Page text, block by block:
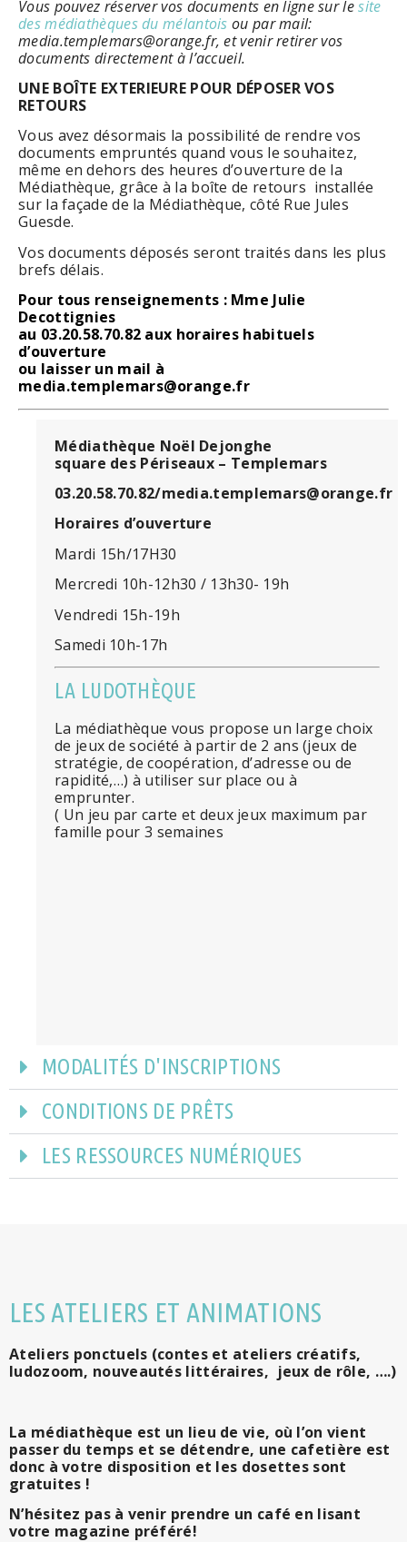
Vous pouvez réserver vos documents en ligne sur lesite
des médiathèques du mélantois ou par mail:
media.templemars@orange.fr, et venir retirer vos
documents directement à l’accueil.
UNE BOÎTE EXTERIEURE POUR DÉPOSER VOS
RETOURS
Vous avez désormais la possibilité de rendre vos
documents empruntés quand vous le souhaitez,
même en dehors des heures d’ouverture de la
Médiathèque, grâce à la boîte de retours installée
sur la façade de la Médiathèque, côté Rue Jules
Guesde.
Vos documents déposés seront traités dans les plus
brefs délais.
Pour tous renseignements : Mme Julie
Decottignies
au 03.20.58.70.82 aux horaires habituels
d’ouverture
ou laisser un mail à
media.templemars@orange.fr
Médiathèque Noël Dejonghe
square des Périseaux – Templemars
03.20.58.70.82/media.templemars@orange.fr
Horaires d’ouverture
Mardi 15h/17H30
Mercredi 10h-12h30 / 13h30- 19h
Vendredi 15h-19h
Samedi 10h-17h
LA LUDOTHÈQUE
La médiathèque vous propose un large choix
de jeux de société à partir de 2 ans (jeux de
stratégie, de coopération, d’adresse ou de
rapidité,…) à utiliser sur place ou à
emprunter.
( Un jeu par carte et deux jeux maximum par
famille pour 3 semaines
MODALITÉS D'INSCRIPTIONS
CONDITIONS DE PRÊTS
LES RESSOURCES NUMÉRIQUES
LES ATELIERS ET ANIMATIONS
Ateliers ponctuels (contes et ateliers créatifs,
ludozoom, nouveautés littéraires, jeux de rôle, ….)
La médiathèque est un lieu de vie, où l’on vient
passer du temps et se détendre, une cafetière est
donc à votre disposition et les dosettes sont
gratuites !
N’hésitez pas à venir prendre un café en lisant
votre magazine préféré!